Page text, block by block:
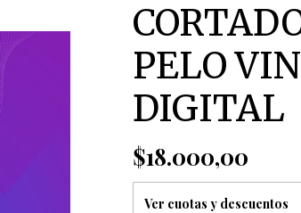
PELO
DIGITAL
$18.000,00
Ver cuotas y descuentos